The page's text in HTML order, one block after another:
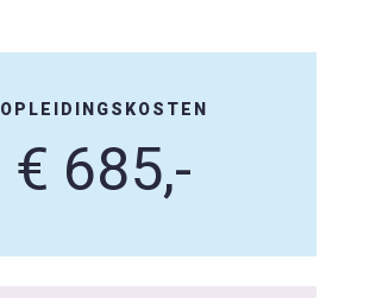
OPLEIDINGSKOSTEN
€ 685,-